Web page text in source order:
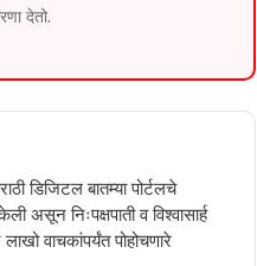
देतो.
डिजिटल बातम्या पोर्टलचे
निःपक्षपाती व विश्वासार्ह
वाचकांपर्यंत पोहोचणारे